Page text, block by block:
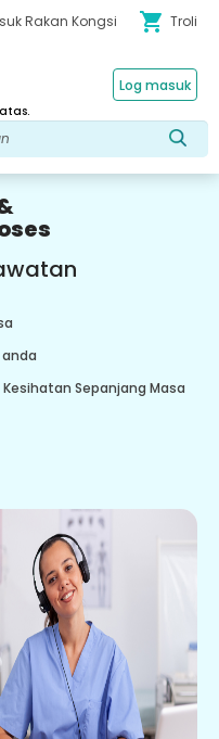
Rakan Kongsi shopping_cart Troli
Log masuk
Sepanjang Masa